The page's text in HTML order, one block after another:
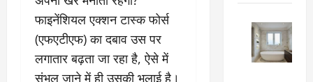
फाइनेंशियल एक्शन टास्क फोर्स
(एफएटीएफ) का दबाव उस पर
लगातार बढ़ता जा रहा है, ऐसे में
संभल जाने में ही उसकी भलाई है।